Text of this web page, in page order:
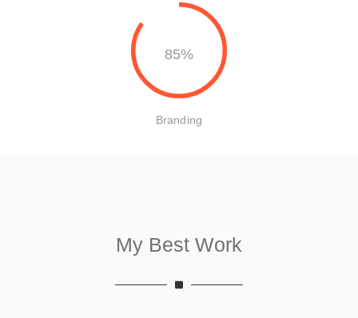
85%
Branding
My Best Work